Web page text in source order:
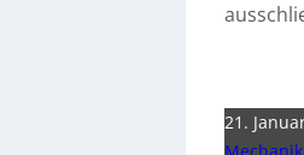
21.